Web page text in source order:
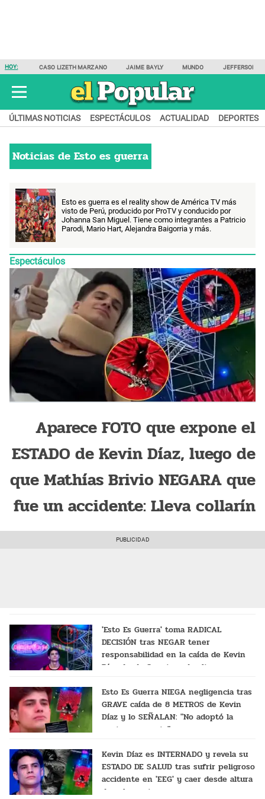
HOY: CASO LIZETH MARZANO JAIME BAYLY MUNDO JEFFERSON
ÚLTIMAS NOTICIAS ESPECTÁCULOS ACTUALIDAD DEPORTES
Noticias de Esto es guerra
Esto es guerra es el reality show de América TV más
visto de Perú, producido por ProTV y conducido por
Johanna San Miguel. Tiene como integrantes a Patricio
Parodi, Mario Hart, Alejandra Baigorria y más.
Espectáculos
Aparece FOTO que expone el
ESTADO de Kevin Díaz, luego de
que Mathías Brivio NEGARA que
fue un accidente: Lleva collarín
'Esto Es Guerra' toma RADICAL
DECISIÓN tras NEGAR tener
responsabilidad en la caída de Kevin
Díaz desde 8 metros de altura
Esto Es Guerra NIEGA negligencia tras
GRAVE caída de 8 METROS de Kevin
Díaz y lo SEÑALAN: "No adoptó la
postura correcta"
Kevin Díaz es INTERNADO y revela su
ESTADO DE SALUD tras sufrir peligroso
accidente en 'EEG' y caer desde altura
de ocho metros